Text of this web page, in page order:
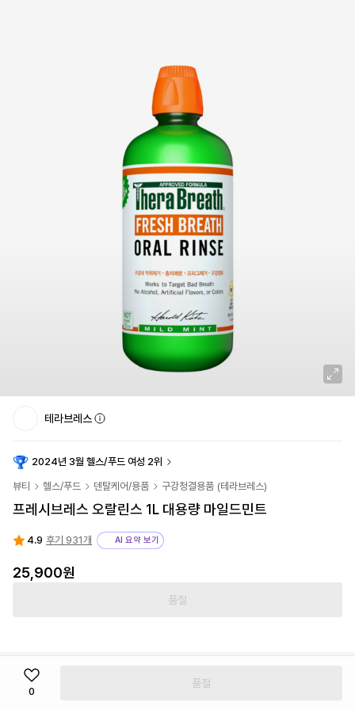
테라브레스
2024년 3월 헬스/푸드 여성 2위
뷰티 헬스/푸드 덴탈케어/용품 구강청결용품 (테라브레스)
프레시브레스 오랄린스 1L 대용량 마일드민트
4.9 후기 931개 AI 요약 보기
25,900원
품절
0
품절